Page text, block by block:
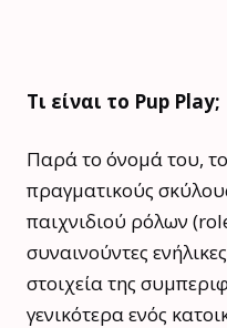
Τι είναι το Pup Play;
Παρά το όνομά του,
πραγματικούς
παιχνιδιού ρόλων
συναινούντες
στοιχεία της
γενικότερα ενός